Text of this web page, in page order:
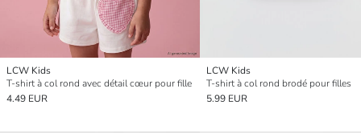
LCW Kids
T-shirt à col rond avec détail cœur pour fille
4.49 EUR
LCW Kids
T-shirt à col rond brodé pour filles
5.99 EUR